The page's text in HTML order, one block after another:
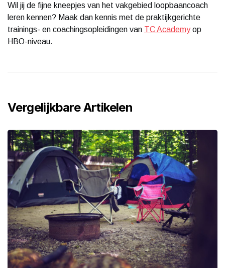
Wil jij de fijne kneepjes van het vakgebied loopbaancoach
leren kennen? Maak dan kennis met de praktijkgerichte
trainings- en coachingsopleidingen van TC Academyop
HBO-niveau.
Vergelijkbare Artikelen